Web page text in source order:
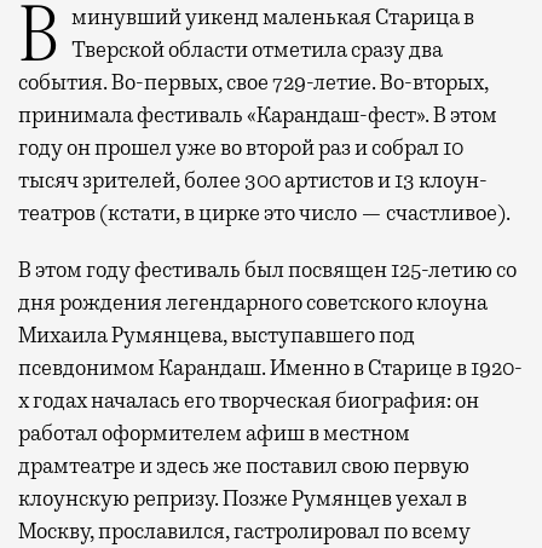
В минувший уикенд маленькая Старица в Тверской области отметила сразу два
события. Во-первых, свое 729-летие. Во-вторых,
принимала фестиваль «Карандаш-фест». В этом
году он прошел уже во второй раз и собрал 10
тысяч зрителей, более 300 артистов и 13 клоун-
театров (кстати, в цирке это число — счастливое).
В этом году фестиваль был посвящен 125-летию со
дня рождения легендарного советского клоуна
Михаила Румянцева, выступавшего под
псевдонимом Карандаш. Именно в Старице в 1920-
х годах началась его творческая биография: он
работал оформителем афиш в местном
драмтеатре и здесь же поставил свою первую
клоунскую репризу. Позже Румянцев уехал в
Москву, прославился, гастролировал по всему